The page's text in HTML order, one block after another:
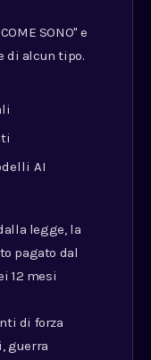
SONO" e
di alcun tipo.
AI
legge, la
pagato dal
12 mesi
di forza
guerra